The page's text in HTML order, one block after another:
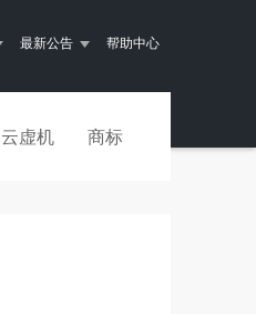
最新公告 帮助中心
云虚机 商标